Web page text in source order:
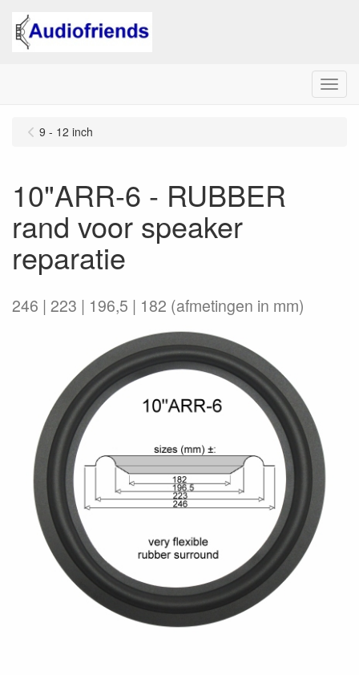
Menu
9 - 12 inch
10"ARR-6 - RUBBER
rand voor speaker
reparatie
246 | 223 | 196,5 | 182 (afmetingen in mm)